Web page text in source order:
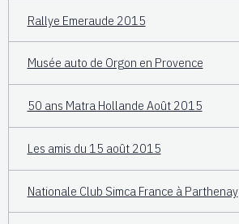
Rallye Emeraude 2015
Musée auto de Orgon en Provence
50 ans Matra Hollande Août 2015
Les amis du 15 août 2015
Nationale Club Simca France à Parthenay